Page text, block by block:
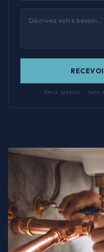
Devis gratuit · Sans